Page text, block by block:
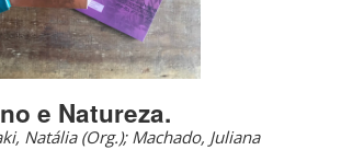
e Natureza.
Natália (Org.); Machado, Juliana